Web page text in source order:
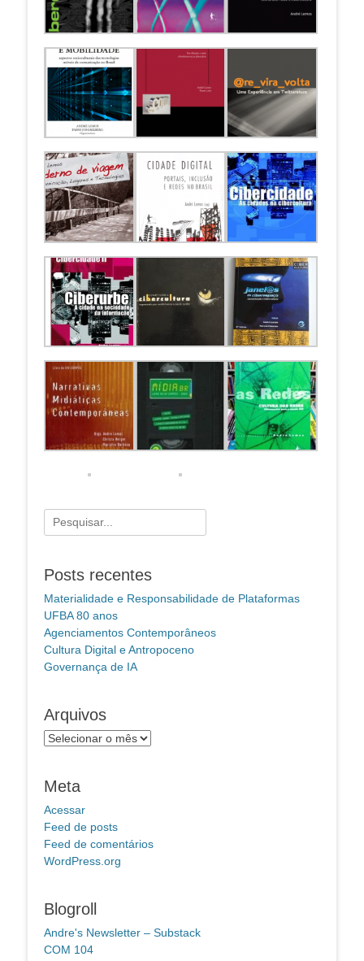
Pesquisar
por:
Posts recentes
Materialidade e Responsabilidade de Plataformas
UFBA 80 anos
Agenciamentos Contemporâneos
Cultura Digital e Antropoceno
Governança de IA
Arquivos
Arquivos
Meta
Acessar
Feed de posts
Feed de comentários
WordPress.org
Blogroll
Andre's Newsletter – Substack
COM 104